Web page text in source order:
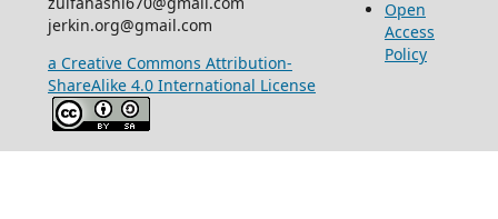
jerkin.org@gmail.com
a Creative Commons Attribution-
ShareAlike 4.0 International License
Open
Access
Policy